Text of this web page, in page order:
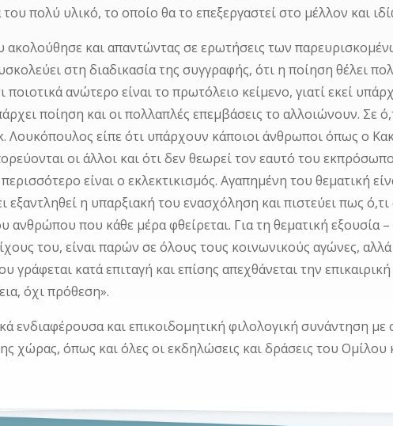
του πολύ υλικό, το οποίο θα το επεξεργαστεί στο μέλλον και
και απαντώντας σε ερωτήσεις των
στη διαδικασία της συγγραφής, ότι η ποίηση θέλει
ποιοτικά ανώτερο είναι το πρωτόλειο κείμενο, γιατί εκεί
ποίηση και οι πολλαπλές επεμβάσεις το αλλοιώνουν. Σε
Λουκόπουλος είπε ότι υπάρχουν κάποιοι άνθρωποι όπως ο
οι άλλοι και ότι δεν θεωρεί τον εαυτό του
είναι ο εκλεκτικισμός. Αγαπημένη του θεματική
εξαντληθεί η υπαρξιακή του ενασχόληση και πιστεύει πως ό,τι
ανθρώπου που κάθε μέρα φθείρεται. Για τη θεματική εξουσία –
του, είναι παρών σε όλους τους κοινωνικούς αγώνες,
γράφεται κατά επιταγή και επίσης απεχθάνεται την
όχι πρόθεση».
ενδιαφέρουσα και επικοιδομητική φιλολογική συνάντηση
χώρας, όπως και όλες οι εκδηλώσεις και δράσεις του Ομίλου